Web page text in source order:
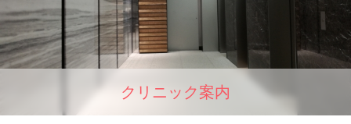
クリニック案内